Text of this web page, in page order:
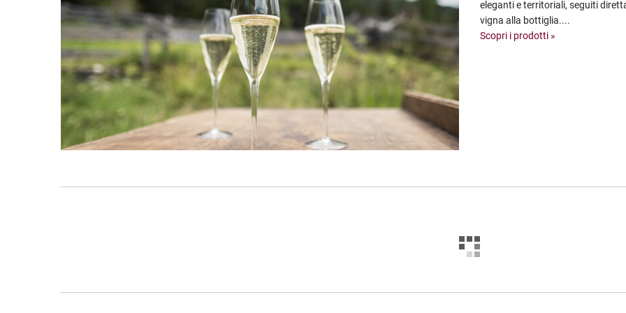
eleganti e territoriali, seguiti
vigna alla bottiglia....
Scopri i prodotti »